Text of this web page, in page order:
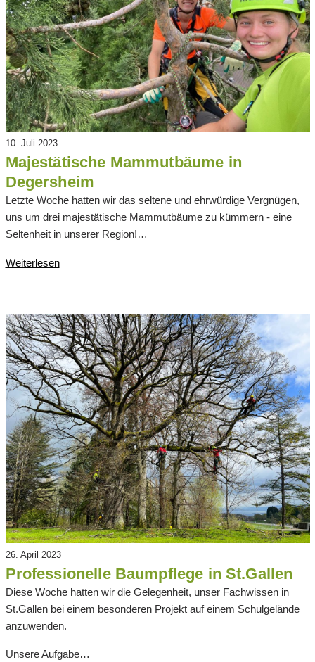
10. Juli 2023
Majestätische Mammutbäume in
Degersheim
Letzte Woche hatten wir das seltene und ehrwürdige Vergnügen,
uns um drei majestätische Mammutbäume zu kümmern - eine
Seltenheit in unserer Region!…
Weiterlesen
26. April 2023
Professionelle Baumpflege in St.Gallen
Diese Woche hatten wir die Gelegenheit, unser Fachwissen in
St.Gallen bei einem besonderen Projekt auf einem Schulgelände
anzuwenden.
Unsere Aufgabe…